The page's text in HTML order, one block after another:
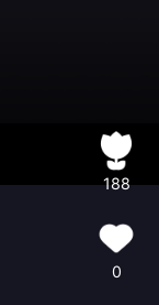
188
0